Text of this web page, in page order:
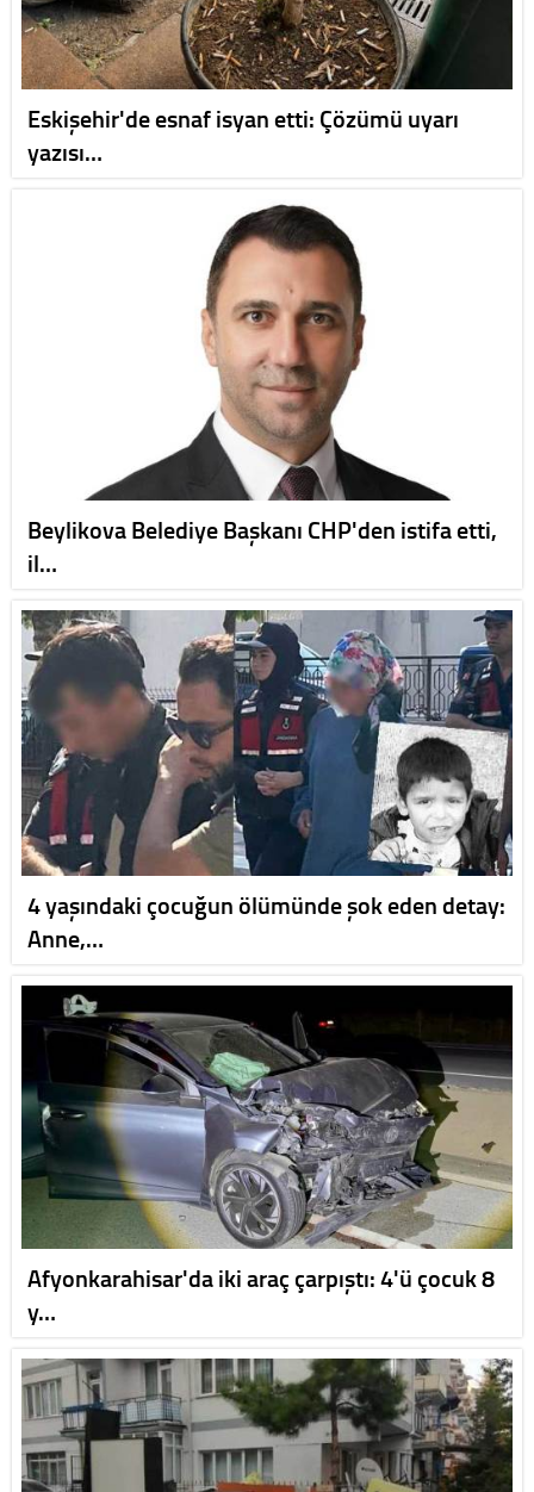
Eskişehir'de esnaf isyan etti: Çözümü uyarı
yazısı…
Beylikova Belediye Başkanı CHP'den istifa etti,
il…
4 yaşındaki çocuğun ölümünde şok eden detay:
Anne,…
Afyonkarahisar'da iki araç çarpıştı: 4'ü çocuk 8
y…